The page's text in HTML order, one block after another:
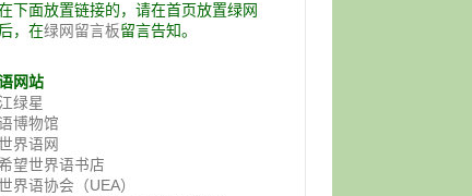
下面放置链接的，请在首页放置绿网
，在绿网留言板留言告知。
网站
绿星
博物馆
界语网
望世界语书店
界语协会（UEA）